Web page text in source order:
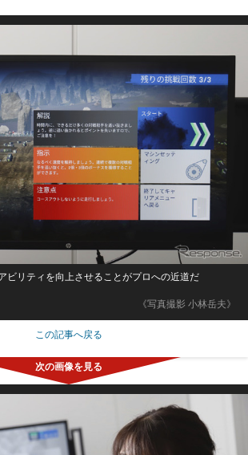
《写真撮影 小林岳夫》
ビリティを向上させることがプロへの近道だ
この記事へ戻る